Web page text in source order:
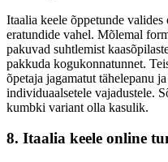
Itaalia keele õppetunde
eratundide vahel. Mõlemal
pakuvad suhtlemist
pakkuda kogukonnatunnet.
õpetaja jagamatut tähelepanu
individuaalsetele vajadustele.
kumbki variant olla kasulik.
8. Itaalia keele online